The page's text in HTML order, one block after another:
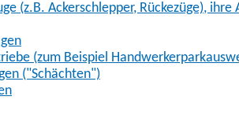
Ackerschlepper, Rückezüge), ihre
(zum Beispiel
("Schächten")